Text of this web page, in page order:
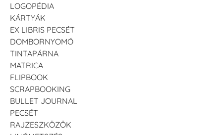
LOGOPÉDIA
KÁRTYÁK
EX LIBRIS PECSÉT
DOMBORNYOMÓ
TINTAPÁRNA
MATRICA
FLIPBOOK
SCRAPBOOKING
BULLET JOURNAL
PECSÉT
RAJZESZKÖZÖK